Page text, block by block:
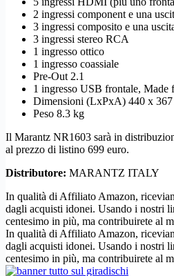
2 ingressi component e una
3 ingressi composito e una
3 ingressi stereo RCA
1 ingresso ottico
1 ingresso coassiale
Pre-Out 2.1
1 ingresso USB frontale,
Dimensioni (LxPxA) 440 x
Peso 8.3 kg
Il Marantz NR1603 sarà in
al prezzo di listino 699 euro.
Distributore: MARANTZ ITALY
In qualità di Affiliato Amazon,
dagli acquisti idonei. Usando i nostri
centesimo in più, ma contribuirete al
In qualità di Affiliato Amazon,
dagli acquisti idonei. Usando i nostri
centesimo in più, ma contribuirete al